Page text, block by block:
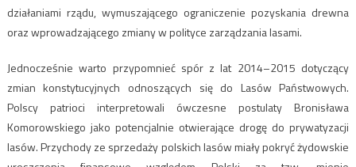
działaniami rządu, wymuszającego ograniczenie pozyskania drewna
oraz wprowadzającego zmiany w polityce zarządzania lasami.
Jednocześnie warto przypomnieć spór z lat 2014–2015 dotyczący
zmian konstytucyjnych odnoszących się do Lasów Państwowych.
Polscy patrioci interpretowali ówczesne postulaty Bronisława
Komorowskiego jako potencjalnie otwierające drogę do prywatyzacji
lasów. Przychody ze sprzedaży polskich lasów miały pokryć żydowskie